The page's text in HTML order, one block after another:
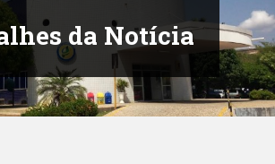
da Notícia